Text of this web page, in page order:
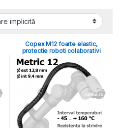
Copex M12 foarte elastic,
protectie roboti colaborativi